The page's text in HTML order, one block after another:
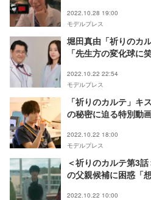
2022.10.28 19:00
モデルプレス
堀田真由「祈りのカ
「先生方の変化球に
2022.10.22 22:54
モデルプレス
「祈りのカルテ」キ
の秘密に迫る特別動
2022.10.22 18:00
モデルプレス
＜祈りのカルテ第3
の父親候補に困惑「
2022.10.22 10:00